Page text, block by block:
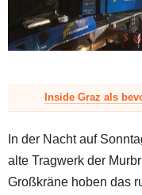
Inside Graz als
In der Nacht auf
alte Tragwerk der
Großkräne hoben das